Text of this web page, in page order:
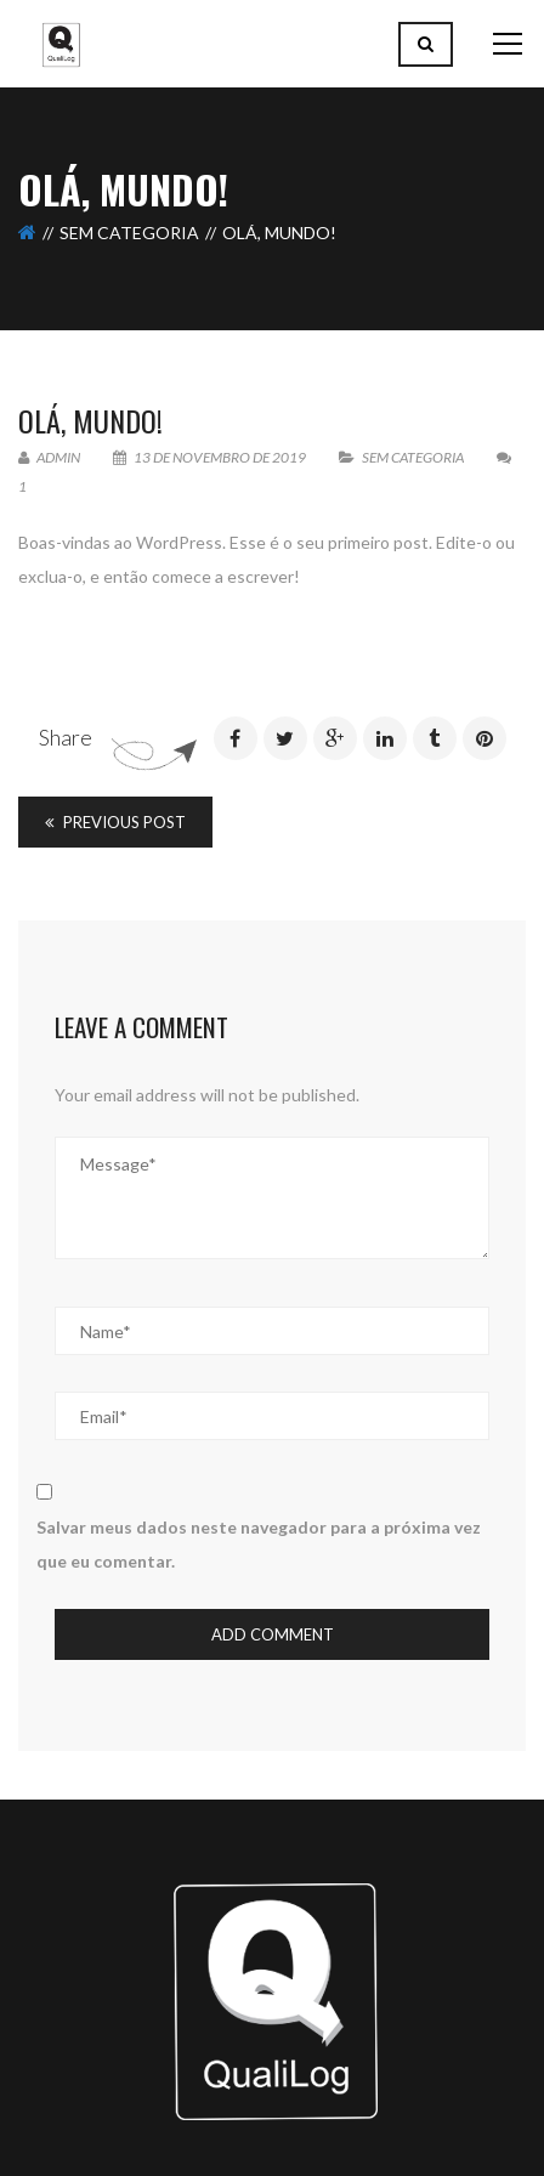
OLÁ, MUNDO!
SEM CATEGORIA OLÁ, MUNDO!
OLÁ, MUNDO!
ADMIN 13 DE NOVEMBRO DE 2019
SEM CATEGORIA
1
Boas-vindas ao WordPress. Esse é o seu primeiro post. Edite-o ou
exclua-o, e então comece a escrever!
Share
PREVIOUS POST
LEAVE A COMMENT
Your email address will not be published.
Salvar meus dados neste navegador para a próxima vez
que eu comentar.